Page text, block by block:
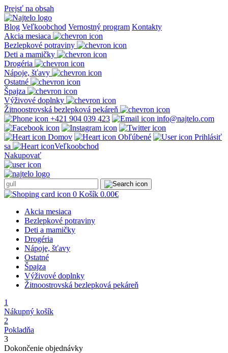
Prejsť na obsah
Blog Veľkoobchod Vernostný program Kontakty
Akcia mesiaca
Bezlepkové potraviny
Deti a mamičky
Drogéria
Nápoje, šťavy
Ostatné
Špajza
Výživové doplnky
Žitnoostrovská bezlepková pekáreň
+421 904 039 423
info@najtelo.com
Domov Obľúbené
Prihlásiť
sa
Veľkoobchod
Nakupovať
0 Košík 0.00€
Akcia mesiaca
Bezlepkové potraviny
Deti a mamičky
Drogéria
Nápoje, šťavy
Ostatné
Špajza
Výživové doplnky
Žitnoostrovská bezlepková pekáreň
1
Nákupný košík
2
Pokladňa
3
Dokončenie objednávky